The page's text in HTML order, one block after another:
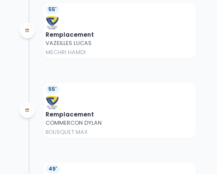
55'
Remplacement
VAZEILLES LUCAS
MECHRI HAMDI
55'
Remplacement
COMMERCON DYLAN
BOUSQUET MAX
49'